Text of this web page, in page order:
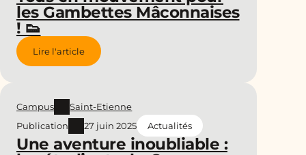
les Gambettes Mâconnaises
! 👟
Lire l'article
Une aventure inoubliable :
Campus
Saint-Etienne
Publication
27 juin 2025 Actualités